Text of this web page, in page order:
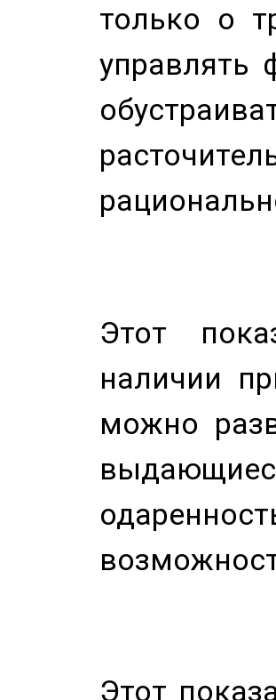
только о
управлять
Этот
наличии
можно
Этот